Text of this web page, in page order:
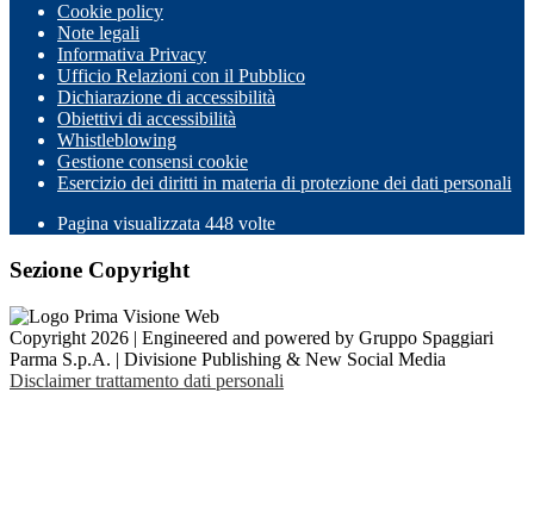
Cookie policy
Note legali
Informativa Privacy
Ufficio Relazioni con il Pubblico
Dichiarazione di accessibilità
Obiettivi di accessibilità
Whistleblowing
Gestione consensi cookie
Esercizio dei diritti in materia di protezione dei dati personali
Pagina visualizzata 448 volte
Sezione Copyright
Copyright 2026 | Engineered and powered by Gruppo Spaggiari
Parma S.p.A. | Divisione Publishing & New Social Media
Disclaimer trattamento dati personali